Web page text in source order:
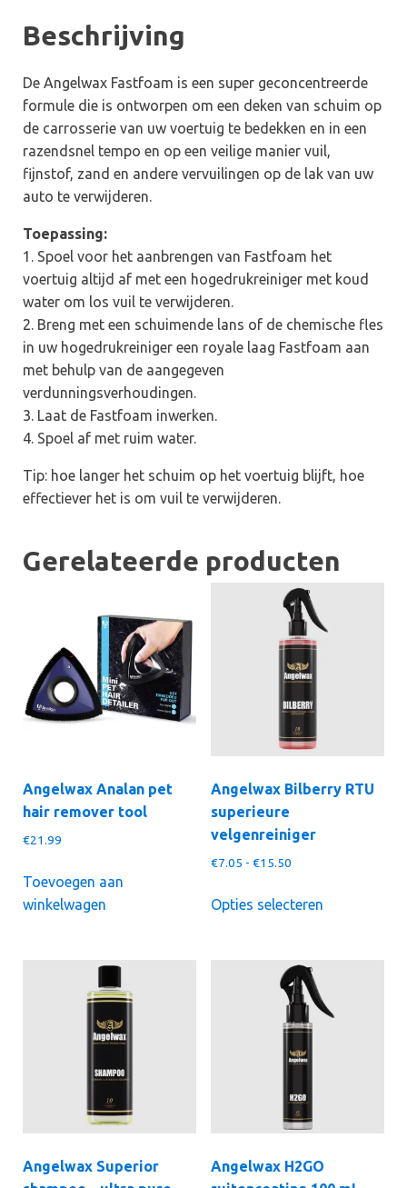
Beschrijving
De Angelwax Fastfoam is een super geconcentreerde
formule die is ontworpen om een deken van schuim op
de carrosserie van uw voertuig te bedekken en in een
razendsnel tempo en op een veilige manier vuil,
fijnstof, zand en andere vervuilingen op de lak van uw
auto te verwijderen.
Toepassing:
1. Spoel voor het aanbrengen van Fastfoam het
voertuig altijd af met een hogedrukreiniger met koud
water om los vuil te verwijderen.
2. Breng met een schuimende lans of de chemische fles
in uw hogedrukreiniger een royale laag Fastfoam aan
met behulp van de aangegeven
verdunningsverhoudingen.
3. Laat de Fastfoam inwerken.
4. Spoel af met ruim water.
Tip: hoe langer het schuim op het voertuig blijft, hoe
effectiever het is om vuil te verwijderen.
Gerelateerde producten
Angelwax Analan pet
hair remover tool
€21.99
Toevoegen aan
winkelwagen
Angelwax Bilberry RTU
superieure
velgenreiniger
€7.05 - €15.50Prijsklasse:
tot
Opties selecterenproduct
meerdere
Deze
de
Angelwax Superior
Angelwax H2GO